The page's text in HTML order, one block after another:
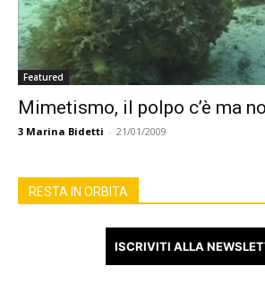
Featured
Mimetismo, il polpo c’è ma
3 Marina Bidetti - 21/01/2009
RESTA IN ORBITA
ISCRIVITI ALLA